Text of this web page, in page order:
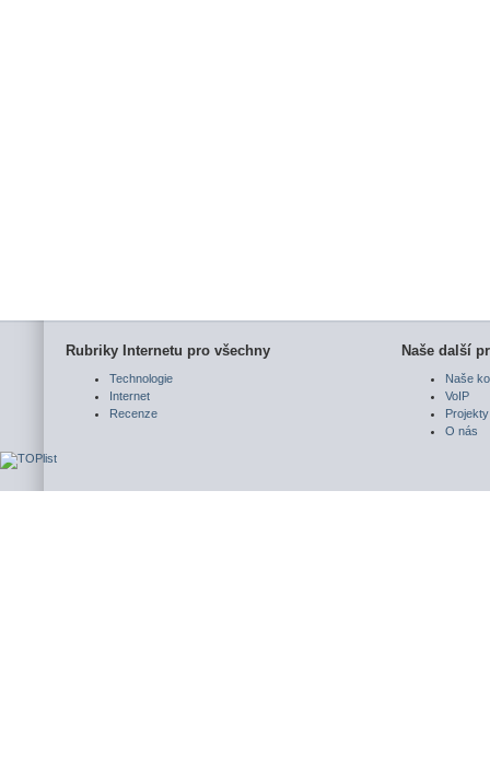
Rubriky Internetu pro všechny
Technologie
Internet
Recenze
Naše další
Naše
VoIP
Projekty
O nás